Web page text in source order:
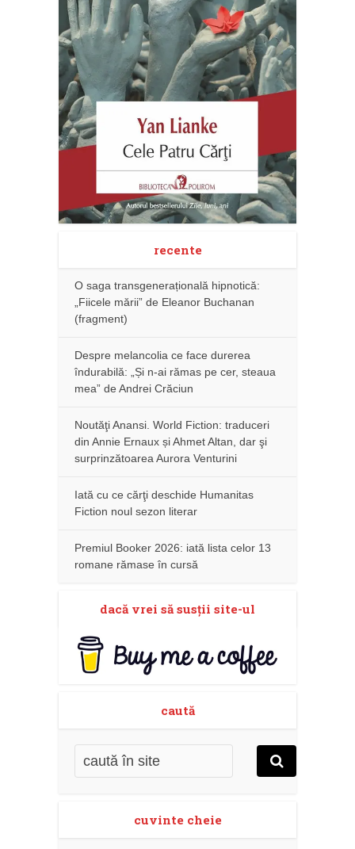
recente
O saga transgenerațională hipnotică:
„Fiicele mării” de Eleanor Buchanan
(fragment)
Despre melancolia ce face durerea
îndurabilă: „Și n-ai rămas pe cer, steaua
mea” de Andrei Crăciun
Noutăţi Anansi. World Fiction: traduceri
din Annie Ernaux și Ahmet Altan, dar şi
surprinzătoarea Aurora Venturini
Iată cu ce cărţi deschide Humanitas
Fiction noul sezon literar
Premiul Booker 2026: iată lista celor 13
romane rămase în cursă
dacă vrei să susţii site-ul
caută
cuvinte cheie